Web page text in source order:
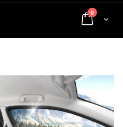
Cart
0 artigos